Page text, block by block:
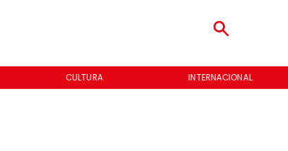
INTERNACIONAL ENTREVISTAS